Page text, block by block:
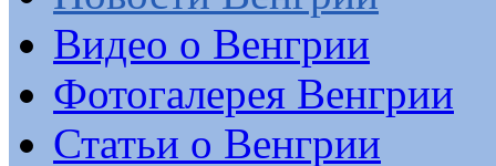
Видео о Венгрии
Фотогалерея Венгрии
Статьи о Венгрии